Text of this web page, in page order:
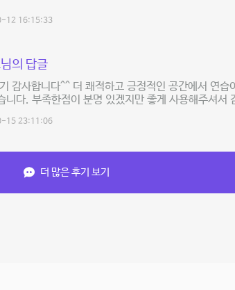
12 16:15:33
의 답글
감사합니다^^ 더 쾌적하고 긍정적인 공간에서 연
니다. 부족한점이 분명 있겠지만 좋게 사용해주셔서
15 23:11:06
더 많은 후기 보기